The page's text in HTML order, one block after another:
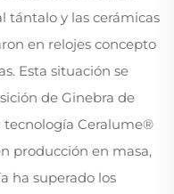
tántalo y las cerámicas
en relojes concepto
Esta situación se
de Ginebra de
tecnología Ceralume®
producción en masa,
ha superado los